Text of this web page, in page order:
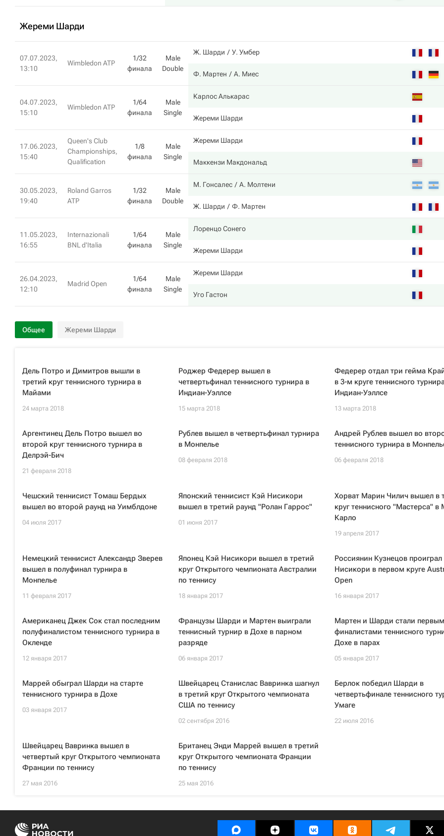
Жереми Шарди
07.07.2023,
13:10
Wimbledon ATP
1/32
финала
Male
Double
Ж. Шарди У. Умбер
Ф. Мартен А. Миес
04.07.2023,
15:10
Wimbledon ATP
1/64
финала
Male
Single
Карлос Алькарас
Жереми Шарди
17.06.2023,
15:40
Queen's Club
Championships,
Qualification
1/8
финала
Male
Single
Жереми Шарди
Маккензи Макдональд
30.05.2023,
19:40
Roland Garros
ATP
1/32
финала
Male
Double
М. Гонсалес А. Молтени
Ж. Шарди Ф. Мартен
11.05.2023,
16:55
Internazionali
BNL d'Italia
1/64
финала
Male
Single
Лоренцо Сонего
Жереми Шарди
26.04.2023,
12:10
Madrid Open
1/64
финала
Male
Single
Жереми Шарди
Уго Гастон
Общее Жереми Шарди
Дель Потро и Димитров вышли в
третий круг теннисного турнира в
Майами
24 марта 2018
Роджер Федерер вышел в
четвертьфинал теннисного турнира в
Индиан-Уэллсе
15 марта 2018
Федерер отдал три гейма
в 3-м круге теннисного
Индиан-Уэллсе
13 марта 2018
Аргентинец Дель Потро вышел во
второй круг теннисного турнира в
Делрэй-Бич
21 февраля 2018
Рублев вышел в четвертьфинал турнира
в Монпелье
08 февраля 2018
Андрей Рублев вышел во
теннисного турнира в
06 февраля 2018
Чешский теннисист Томаш Бердых
вышел во второй раунд на Уимблдоне
04 июля 2017
Японский теннисист Кэй Нисикори
вышел в третий раунд "Ролан Гаррос"
01 июня 2017
Хорват Марин Чилич вышел в
круг теннисного "Мастерса" в
Карло
19 апреля 2017
Немецкий теннисист Александр Зверев
вышел в полуфинал турнира в
Монпелье
11 февраля 2017
Японец Кэй Нисикори вышел в третий
круг Открытого чемпионата Австралии
по теннису
18 января 2017
Россиянин Кузнецов проиграл
Нисикори в первом круге
Open
16 января 2017
Американец Джек Сок стал последним
полуфиналистом теннисного турнира в
Окленде
12 января 2017
Французы Шарди и Мартен выиграли
теннисный турнир в Дохе в парном
разряде
06 января 2017
Мартен и Шарди стали
финалистами теннисного
Дохе в парах
05 января 2017
Маррей обыграл Шарди на старте
теннисного турнира в Дохе
03 января 2017
Швейцарец Станислас Вавринка шагнул
в третий круг Открытого чемпионата
США по теннису
02 сентября 2016
Берлок победил Шарди в
четвертьфинале теннисного
Умаге
22 июля 2016
Швейцарец Вавринка вышел в
четвертый круг Открытого чемпионата
Франции по теннису
27 мая 2016
Британец Энди Маррей вышел в третий
круг Открытого чемпионата Франции
по теннису
25 мая 2016